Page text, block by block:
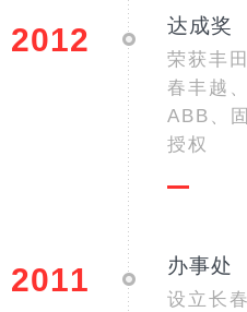
2012 达成奖
荣获丰
春丰越
ABB、
授权
2011 办事处
设立长